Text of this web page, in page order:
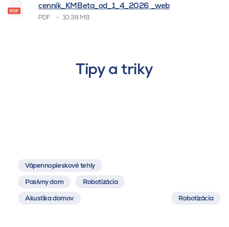
cenník_KMBeta_od_1_4_2026 _web
PDF 10.38 MB
Tipy a triky
Vápennopieskové tehly
Pasívny dom
Robotizácia
Akustika domov
Robotizácia